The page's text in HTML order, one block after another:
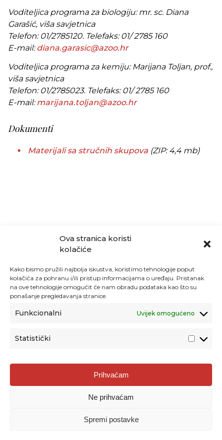
Ova stranica koristi
kolačiće
Kako bismo pružili najbolja iskustva, koristimo tehnologije poput
kolačića za pohranu i/ili pristup informacijama o uređaju. Pristanak
na ove tehnologije omogućit će nam obradu podataka kao što su
ponašanje pregledavanja stranice.
Funkcionalni Uvijek omogućeno
Statistički
Prihvaćam
Ne prihvaćam
Spremi postavke
Voditeljica programa za biologiju: mr. sc. Diana
Garašić, viša savjetnica
Telefon: 01/2785120. Telefaks: 01/ 2785 160
E-mail:diana.garasic@azoo.hr
Voditeljica programa za kemiju: Marijana Toljan, prof.,
viša savjetnica
Telefon: 01/2785023. Telefaks: 01/ 2785 160
E-mail:marijana.toljan@azoo.hr
Dokumenti
Materijali sa stručnih skupova (ZIP: 4,4 mb)
Agencija za odgoj i obrazovanje
Donje Svetice 38, 10000 Zagreb
Prenošenje sadržaja dopušteno je uz navođenje izvora.